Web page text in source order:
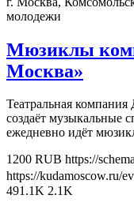
молодежи
Мюзиклы
Москва»
Театральная
создаёт музыкальные
ежедневно идёт
1200 RUB https://
https://kudamoscow.ru/
491.1K 2.1K